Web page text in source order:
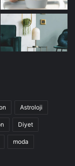
Astroloji
Diyet
moda